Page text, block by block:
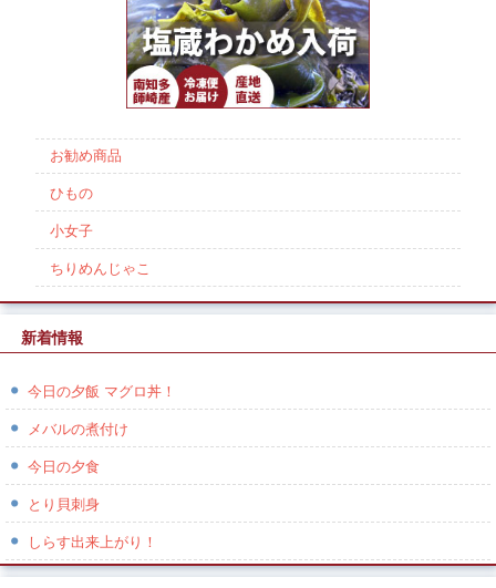
お勧め商品
ひもの
小女子
ちりめんじゃこ
新着情報
今日の夕飯 マグロ丼！
メバルの煮付け
今日の夕食
とり貝刺身
しらす出来上がり！